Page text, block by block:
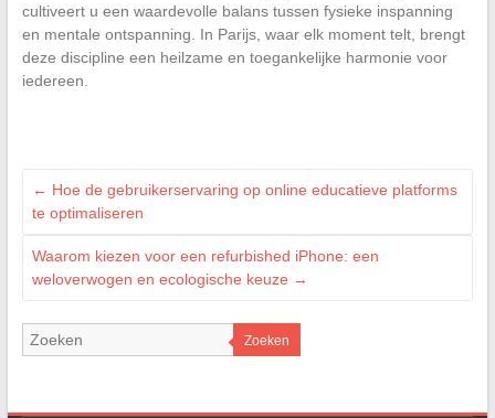
cultiveert u een waardevolle balans tussen fysieke inspanning
en mentale ontspanning. In Parijs, waar elk moment telt, brengt
deze discipline een heilzame en toegankelijke harmonie voor
iedereen.
← Hoe de gebruikerservaring op online educatieve platforms
te optimaliseren
Waarom kiezen voor een refurbished iPhone: een
weloverwogen en ecologische keuze →
Zoeken